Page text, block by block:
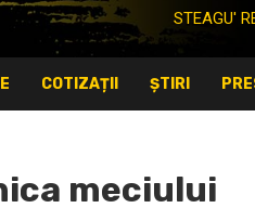
STEAGU'
COTIZAȚII ȘTIRI
meciului